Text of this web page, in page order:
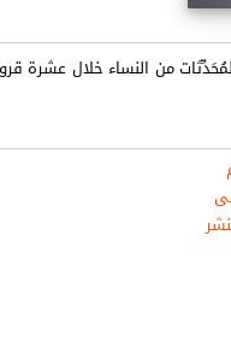
من النساء خلال عشرة